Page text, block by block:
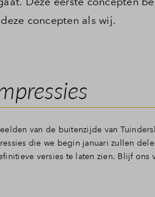
concepten als wij.
van de buitenzijde van
die we begin januari zullen
versies te laten zien. Blijf